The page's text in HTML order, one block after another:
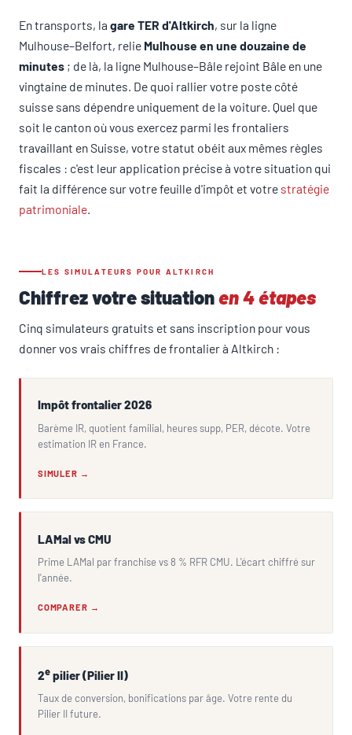
En transports, la gare TER d'Altkirch, sur la ligne
Mulhouse–Belfort, relie Mulhouse en une douzaine de
minutes ; de là, la ligne Mulhouse–Bâle rejoint Bâle en une
vingtaine de minutes. De quoi rallier votre poste côté
suisse sans dépendre uniquement de la voiture. Quel que
soit le canton où vous exercez parmi les frontaliers
travaillant en Suisse, votre statut obéit aux mêmes règles
fiscales : c'est leur application précise à votre situation qui
fait la différence sur votre feuille d'impôt et votre stratégie
patrimoniale
LES SIMULATEURS POUR ALTKIRCH
Chiffrez votre situationen 4 étapes
Cinq simulateurs gratuits et sans inscription pour vous
donner vos vrais chiffres de frontalier à Altkirch :
Impôt frontalier 2026
Barème IR, quotient familial, heures supp, PER, décote. Votre
estimation IR en France.
SIMULER →
LAMal vs CMU
Prime LAMal par franchise vs 8 % RFR CMU. L'écart chiffré sur
l'année.
COMPARER →
2epilier (Pilier II)
Taux de conversion, bonifications par âge. Votre rente du
Pilier II future.